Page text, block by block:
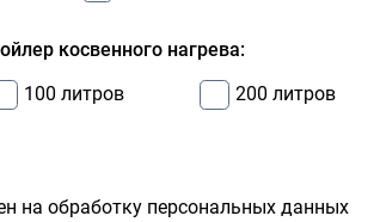
косвенного нагрева:
100 литров 200 литров
на обработку персональных данных